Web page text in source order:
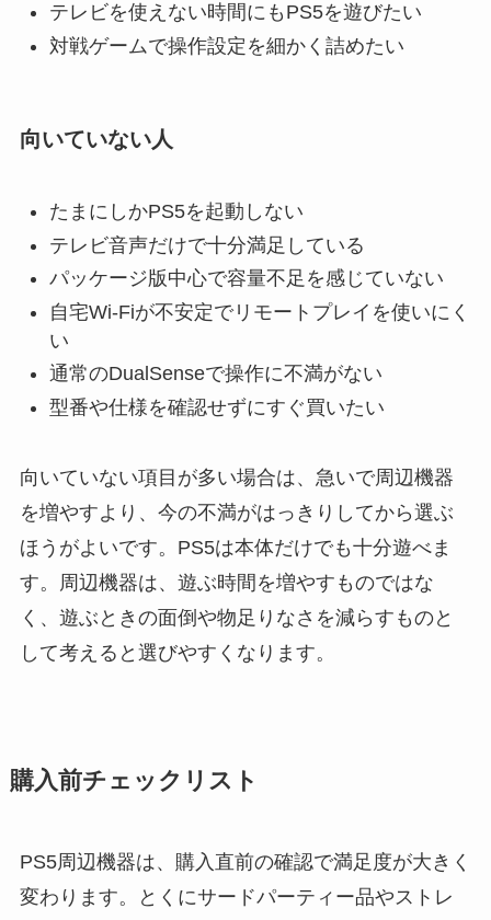
テレビを使えない時間にもPS5を遊びたい
対戦ゲームで操作設定を細かく詰めたい
向いていない人
たまにしかPS5を起動しない
テレビ音声だけで十分満足している
パッケージ版中心で容量不足を感じていない
自宅Wi-Fiが不安定でリモートプレイを使いにく
い
通常のDualSenseで操作に不満がない
型番や仕様を確認せずにすぐ買いたい
向いていない項目が多い場合は、急いで周辺機器
を増やすより、今の不満がはっきりしてから選ぶ
ほうがよいです。PS5は本体だけでも十分遊べま
す。周辺機器は、遊ぶ時間を増やすものではな
く、遊ぶときの面倒や物足りなさを減らすものと
して考えると選びやすくなります。
購入前チェックリスト
PS5周辺機器は、購入直前の確認で満足度が大きく
変わります。とくにサードパーティー品やストレ